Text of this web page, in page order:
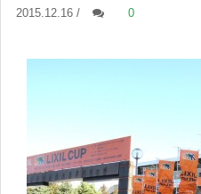
2015.12.16 / 0